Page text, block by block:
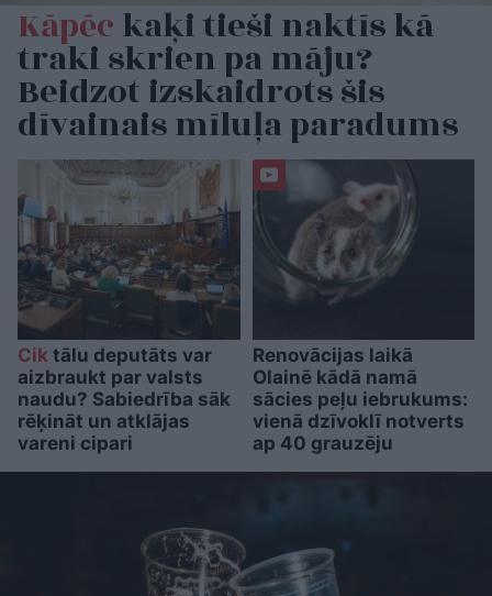
Kāpēckaķi tieši naktīs kā
traki skrien pa māju?
Beidzot izskaidrots šis
dīvainais mīluļa paradums
Cik tālu deputāts var
aizbraukt par valsts
naudu? Sabiedrība sāk
rēķināt un atklājas
vareni cipari
Renovācijas laikā
Olainē kādā namā
sācies peļu iebrukums:
vienā dzīvoklī notverts
ap 40 grauzēju